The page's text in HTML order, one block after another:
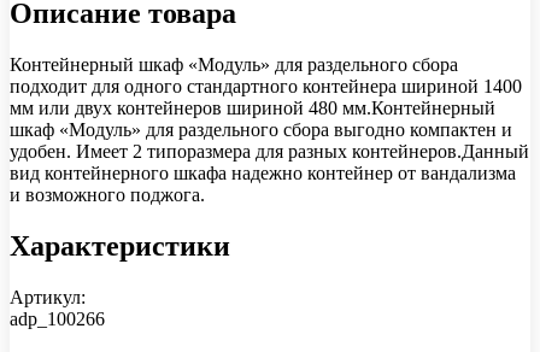
Описание товара
Контейнерный шкаф «Модуль» для раздельного сбора
подходит для одного стандартного контейнера шириной 1400
мм или двух контейнеров шириной 480 мм.Контейнерный
шкаф «Модуль» для раздельного сбора выгодно компактен и
удобен. Имеет 2 типоразмера для разных контейнеров.Данный
вид контейнерного шкафа надежно контейнер от вандализма
и возможного поджога.
Характеристики
Артикул:
adp_100266